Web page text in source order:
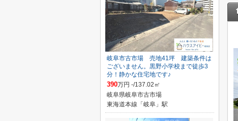
岐阜市古市場 売地41坪 建築条件は
ございません。黒野小学校まで徒歩3
分！静かな住宅地です♪
390万円 -/137.02㎡
岐阜県岐阜市古市場
東海道本線「岐阜」駅